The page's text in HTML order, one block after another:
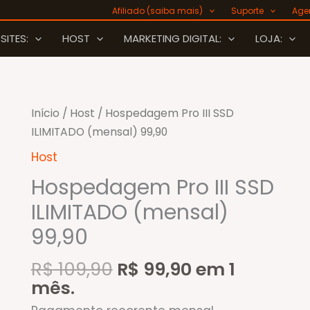
Afiliado (saiba mais) Suporte
HOST MARKETING DIGITAL: LOJA:
Início / Host / Hospedagem Pro III SSD
ILIMITADO (mensal) 99,90
Host
Hospedagem Pro III SSD
ILIMITADO (mensal)
99,90
R$109,90 O
R$ 99,90O
em 1
mês.